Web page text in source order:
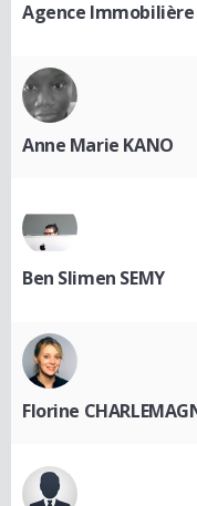
Agence Immobilière
Anne Marie KANO
Ben Slimen SEMY
Florine